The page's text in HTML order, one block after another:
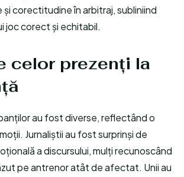
corectitudine în arbitraj, subliniind
joc corect și echitabil.
celor prezenți la
au fost diverse, reflectând o
Jurnaliștii au fost surprinși de
a discursului, mulți recunoscând
pe antrenor atât de afectat. Unii au